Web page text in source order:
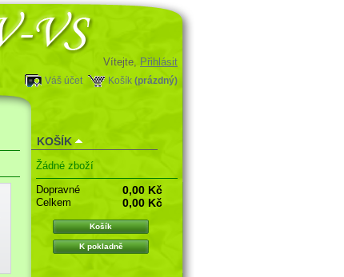
Vítejte, Přihlásit
Košík (prázdný)
Váš účet
KOŠÍK
Žádné zboží
Dopravné
0,00 Kč
Celkem 0,00 Kč
Košík
K pokladně